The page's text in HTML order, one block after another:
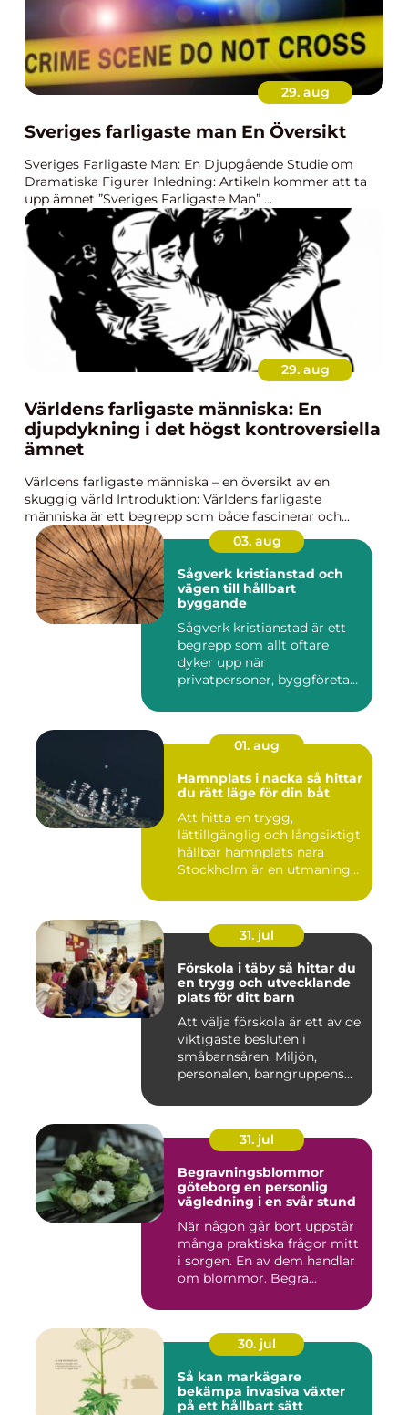
29. aug
Sveriges farligaste man En Översikt
Sveriges Farligaste Man: En Djupgående Studie om
Dramatiska Figurer Inledning: Artikeln kommer att ta
upp ämnet ”Sveriges Farligaste Man” ...
29. aug
Världens farligaste människa: En
djupdykning i det högst kontroversiella
ämnet
Världens farligaste människa – en översikt av en
skuggig värld Introduktion: Världens farligaste
människa är ett begrepp som både fascinerar och...
03. aug
Sågverk kristianstad och
vägen till hållbart
byggande
Sågverk kristianstad är ett
begrepp som allt oftare
dyker upp när
privatpersoner, byggföretag
01. aug
Hamnplats i nacka så hittar
du rätt läge för din båt
Att hitta en trygg,
lättillgänglig och långsiktigt
hållbar hamnplats nära
Stockholm är en utmaning
31. jul
Förskola i täby så hittar du
en trygg och utvecklande
plats för ditt barn
Att välja förskola är ett av de
viktigaste besluten i
småbarnsåren. Miljön,
personalen, barngruppens...
31. jul
Begravningsblommor
göteborg en personlig
vägledning i en svår stund
När någon går bort uppstår
många praktiska frågor mitt
i sorgen. En av dem handlar
om blommor. Begra...
30. jul
Så kan markägare
bekämpa invasiva växter
på ett hållbart sätt